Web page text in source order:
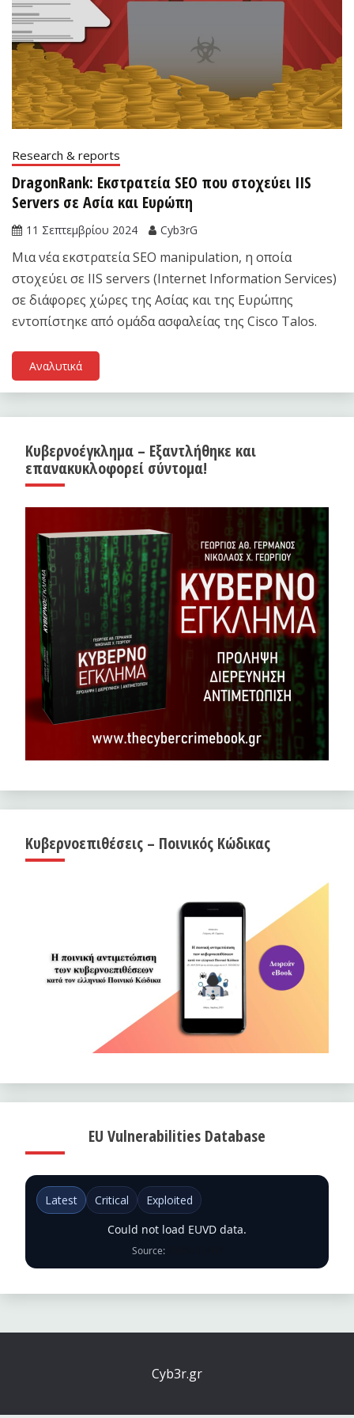
Research & reports
DragonRank: Εκστρατεία SEO που στοχεύει IIS
Servers σε Ασία και Ευρώπη
11 Σεπτεμβρίου 2024 Cyb3rG
Μια νέα εκστρατεία SEO manipulation, η οποία
στοχεύει σε IIS servers (Internet Information Services)
σε διάφορες χώρες της Ασίας και της Ευρώπης
εντοπίστηκε από ομάδα ασφαλείας της Cisco Talos.
Αναλυτικά
Κυβερνοέγκλημα – Εξαντλήθηκε και
επανακυκλοφορεί σύντομα!
Κυβερνοεπιθέσεις – Ποινικός Κώδικας
EU Vulnerabilities Database
Latest Critical
Exploited
Could not load EUVD data.
Source:
Cyb3r.gr